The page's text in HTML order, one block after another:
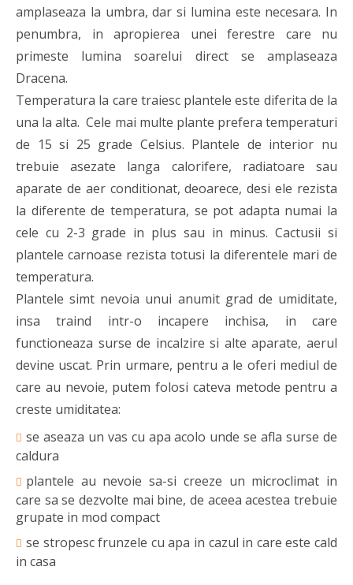
amplaseaza la umbra, dar si lumina este necesara. In
penumbra, in apropierea unei ferestre care nu
primeste lumina soarelui direct se amplaseaza
Dracena.
Temperatura la care traiesc plantele este diferita de la
una la alta. Cele mai multe plante prefera temperaturi
de 15 si 25 grade Celsius. Plantele de interior nu
trebuie asezate langa calorifere, radiatoare sau
aparate de aer conditionat, deoarece, desi ele rezista
la diferente de temperatura, se pot adapta numai la
cele cu 2-3 grade in plus sau in minus. Cactusii si
plantele carnoase rezista totusi la diferentele mari de
temperatura.
Plantele simt nevoia unui anumit grad de umiditate,
insa traind intr-o incapere inchisa, in care
functioneaza surse de incalzire si alte aparate, aerul
devine uscat. Prin urmare, pentru a le oferi mediul de
care au nevoie, putem folosi cateva metode pentru a
creste umiditatea:
se aseaza un vas cu apa acolo unde se afla surse de
caldura
plantele au nevoie sa-si creeze un microclimat in
care sa se dezvolte mai bine, de aceea acestea trebuie
grupate in mod compact
se stropesc frunzele cu apa in cazul in care este cald
in casa